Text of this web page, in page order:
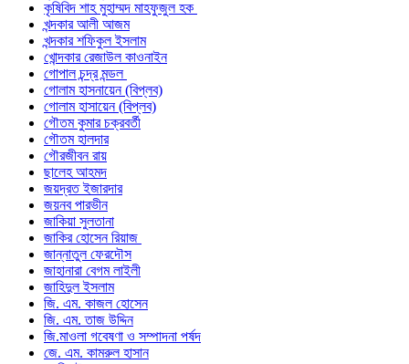
কৃষিবিদ শাহ মুহাম্মদ মাহফুজুল হক
খন্দকার আলী আজম
খন্দকার শফিকুল ইসলাম
খোন্দকার রেজাউল কাওনাইন
গোপাল চন্দ্র মন্ডল
গোলাম হাসনায়েন (বিপ্লব)
গোলাম হাসায়েন (বিপ্লব)
গৌতম কুমার চক্রবর্তী
গৌতম হালদার
গৌরজীবন রায়
ছালেহ আহমদ
জয়দ্রত ইজারদার
জয়নব পারভীন
জাকিয়া সুলতানা
জাকির হোসেন রিয়াজ
জান্নাতুল ফেরদৌস
জাহানারা বেগম লাইলী
জাহিদুল ইসলাম
জি. এম. কাজল হোসেন
জি. এম. তাজ উদ্দিন
জি.মাওলা গবেষণা ও সম্পাদনা পর্ষদ
জে. এম. কামরুল হাসান